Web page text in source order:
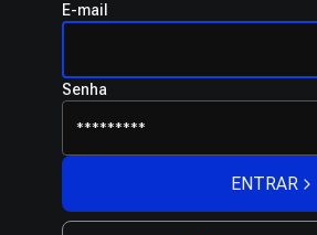
E-mail
Senha
ENTRAR